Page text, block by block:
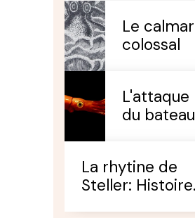
prédateur!!!
Le calmar
colossal
L'attaque
du bateau
par un
calmar
géant
La rhytine de
Steller: Histoire